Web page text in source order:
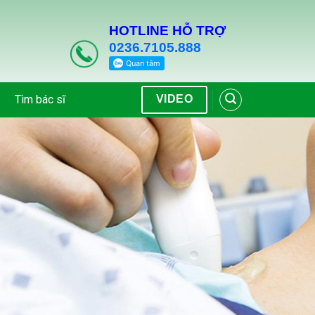
HOTLINE HỖ TRỢ
0236.7105.888
Tìm bác sĩ VIDEO